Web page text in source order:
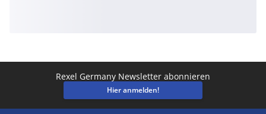
Rexel Germany Newsletter abonnieren
Hier anmelden!